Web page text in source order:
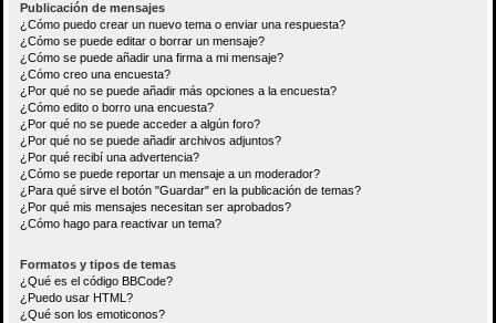
Publicación de mensajes
¿Cómo puedo crear un nuevo tema o enviar una respuesta?
¿Cómo se puede editar o borrar un mensaje?
¿Cómo se puede añadir una firma a mi mensaje?
¿Cómo creo una encuesta?
¿Por qué no se puede añadir más opciones a la encuesta?
¿Cómo edito o borro una encuesta?
¿Por qué no se puede acceder a algún foro?
¿Por qué no se puede añadir archivos adjuntos?
¿Por qué recibí una advertencia?
¿Cómo se puede reportar un mensaje a un moderador?
¿Para qué sirve el botón "Guardar" en la publicación de temas?
¿Por qué mis mensajes necesitan ser aprobados?
¿Cómo hago para reactivar un tema?
Formatos y tipos de temas
¿Qué es el código BBCode?
¿Puedo usar HTML?
¿Qué son los emoticonos?